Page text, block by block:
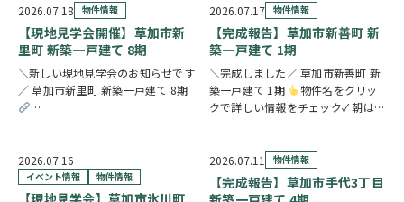
同とても嬉しく思っております。
販売期間中はたくさんのお問い合わ
せやご内覧をいた…
2026.07.18 物件情報
【現地見学会開催】草加市新
里町 新築一戸建て 8期
＼新しい現地見学会のお知らせです
／ 草加市新里町 新築一戸建て 8期
2026.07.17 物件情報
【完成報告】草加市新善町 新
築一戸建て 1期
＼完成しました／ 草加市新善町 新
築一戸建て 1期
物件名をクリッ
クで詳しい情報をチェック✓ 朝は南
そろって食卓を囲む。そんな毎日が
叶う新築一戸建てです。カウンター
キッ…
2026.07.16
イベント情報 物件情報
【現地見学会】草加市氷川町
2026.07.11 物件情報
【完成報告】草加市手代3丁目